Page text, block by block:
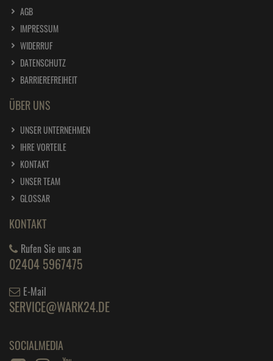
AGB
IMPRESSUM
WIDERRUF
DATENSCHUTZ
BARRIEREFREIHEIT
ÜBER UNS
UNSER UNTERNEHMEN
IHRE VORTEILE
KONTAKT
UNSER TEAM
GLOSSAR
KONTAKT
Rufen Sie uns an
02404 5967475
E-Mail
SERVICE@WARK24.DE
SOCIALMEDIA